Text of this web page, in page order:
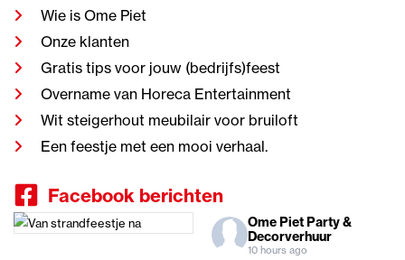
Wie is Ome Piet
Onze klanten
Gratis tips voor jouw (bedrijfs)feest
Overname van Horeca Entertainment
Wit steigerhout meubilair voor bruiloft
Een feestje met een mooi verhaal.
Facebook berichten
Ome Piet Party &
Decorverhuur
10 hours ago